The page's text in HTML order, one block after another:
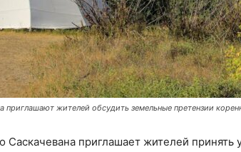
приглашают жителей обсудить земельные претензии
Саскачевана приглашает жителей